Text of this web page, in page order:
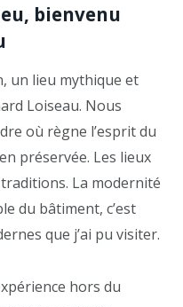
bienvenu
un lieu mythique et
Loiseau. Nous
où règne l’esprit du
préservée. Les lieux
La modernité
du bâtiment, c’est
que j’ai pu visiter.
hors du